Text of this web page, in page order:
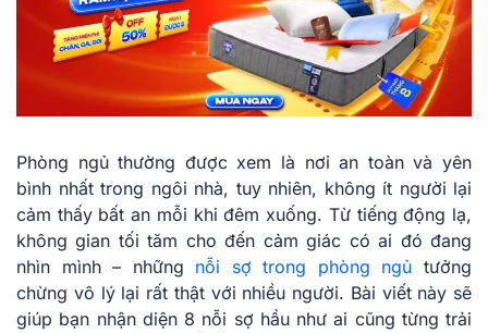
Phòng ngủ thường được xem là nơi an toàn và yên
bình nhất trong ngôi nhà, tuy nhiên, không ít người lại
cảm thấy bất an mỗi khi đêm xuống. Từ tiếng động lạ,
không gian tối tăm cho đến cảm giác có ai đó đang
nhìn mình – những nỗi sợ trong phòng ngủ tưởng
chừng vô lý lại rất thật với nhiều người. Bài viết này sẽ
giúp bạn nhận diện 8 nỗi sợ hầu như ai cũng từng trải